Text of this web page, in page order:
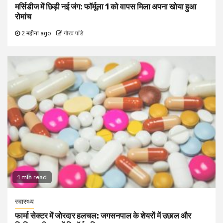
मर्सिडीज में छिड़ी नई जंग: फॉर्मूला 1 को वापस मिला अपना खोया हुआ
रोमांच
2 महीना ago गौरव पांडे
1 min read
स्वास्थ्य
फार्मा सेक्टर में जोरदार हलचल: जगसनपाल के शेयरों में उछाल और